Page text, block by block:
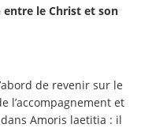
entre le Christ et son
de revenir sur le
l’accompagnement et
Amoris laetitia : il